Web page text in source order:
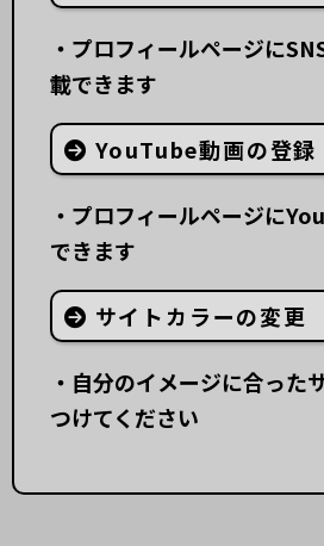
・プロフィールページに
載できます
YouTube動画の
・プロフィールページに
できます
サイトカラーの変
・自分のイメージに合った
つけてください